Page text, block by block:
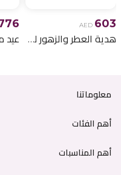
AED 603
هدية العطر والزهور لعيد الميلاد 6 عيد
معلوماتنا
أهم الفئات
أهم المناسبات